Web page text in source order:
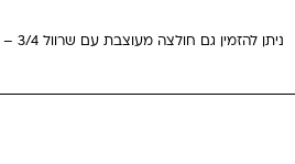
ניתן להזמין גם חולצה מעוצבת עם שרוול 3/4 –